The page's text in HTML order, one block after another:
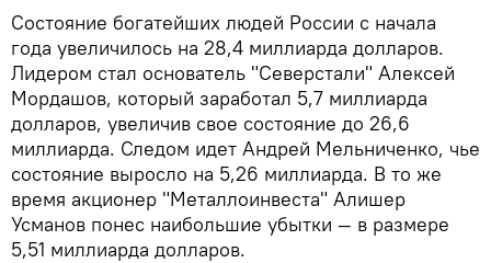
Состояние богатейших людей России с начала
года увеличилось на 28,4 миллиарда долларов.
Лидером стал основатель "Северстали" Алексей
Мордашов, который заработал 5,7 миллиарда
долларов, увеличив свое состояние до 26,6
миллиарда. Следом идет Андрей Мельниченко, чье
состояние выросло на 5,26 миллиарда. В то же
время акционер "Металлоинвеста" Алишер
Усманов понес наибольшие убытки — в размере
5,51 миллиарда долларов.